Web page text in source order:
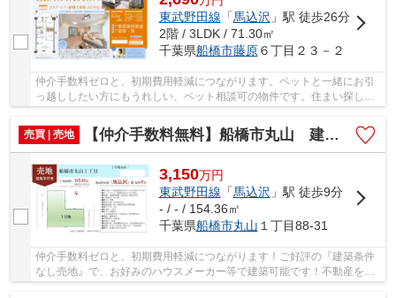
東武野田線 「馬込沢 」駅 徒歩26分
2階 / 3LDK / 71.30㎡
千葉県船橋市藤原６丁目２３－２
仲介手数料ゼロと、初期費用軽減につながります。ペットと一緒にお引
っ越ししたい方にもうれしい、ペット相談可の物件です。住まい探しで
売買 | 売地
【仲介手数料無料】船橋市丸山 建築条件なし売地
3,150万円
東武野田線 「馬込沢 」駅 徒歩9分
- / - / 154.36㎡
千葉県船橋市丸山 １丁目88-31
仲介手数料ゼロと、初期費用軽減につながります！ご好評の『建築条件
なし売地』で、お好みのハウスメーカー等で建築可能です！不動産を探